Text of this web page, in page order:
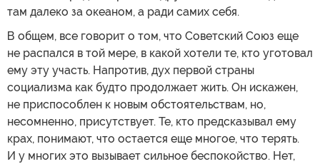
там далеко за океаном, а ради самих себя.
В общем, все говорит о том, что Советский Союз еще
не распался в той мере, в какой хотели те, кто уготовал
ему эту участь. Напротив, дух первой страны
социализма как будто продолжает жить. Он искажен,
не приспособлен к новым обстоятельствам, но,
несомненно, присутствует. Те, кто предсказывал ему
крах, понимают, что остается еще многое, что терять.
И у многих это вызывает сильное беспокойство. Нет,